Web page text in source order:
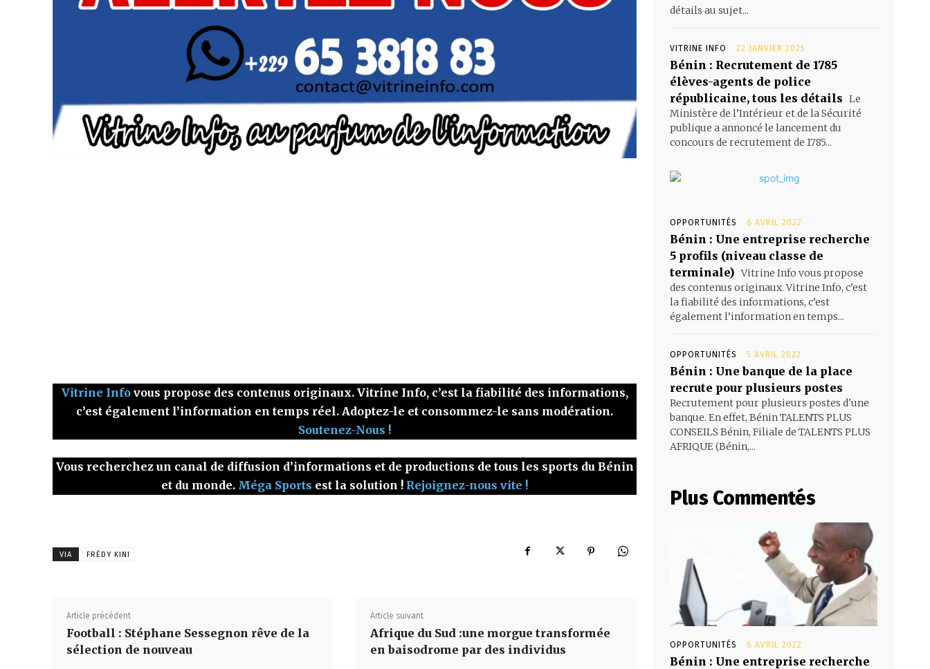
Vitrine Infovous propose des contenus originaux. Vitrine Info, c’est la fiabilité des informations,
c’est également l’information en temps réel. Adoptez-le et consommez-le sans modération.
Soutenez-Nous !
Vous recherchez un canal de diffusion d’informations et de productions de tous les sports du Bénin
et du monde. Méga Sports est la solution ! Rejoignez-nous vite !
VIA FRÉDY KINI
Article précédent
Football : Stéphane Sessegnon rêve de la
sélection de nouveau
Article suivant
Afrique du Sud :une morgue transformée
en baisodrome par des individus
détails au sujet...
VITRINE INFO 22 JANVIER 2025
Bénin : Recrutement de 1785
élèves-agents de police
républicaine, tous les détails Le
Ministère de l’Intérieur et de la Sécurité
publique a annoncé le lancement du
concours de recrutement de 1785...
OPPORTUNITÉS 6 AVRIL 2022
Bénin : Une entreprise recherche
5 profils (niveau classe de
terminale) Vitrine Info vous propose
des contenus originaux. Vitrine Info, c’est
la fiabilité des informations, c’est
également l’information en temps...
OPPORTUNITÉS 5 AVRIL 2022
Bénin : Une banque de la place
recrute pour plusieurs postes
Recrutement pour plusieurs postes d'une
banque. En effet, Bénin TALENTS PLUS
CONSEILS Bénin, Filiale de TALENTS PLUS
AFRIQUE (Bénin,...
Plus Commentés
OPPORTUNITÉS 6 AVRIL 2022
Bénin : Une entreprise recherche